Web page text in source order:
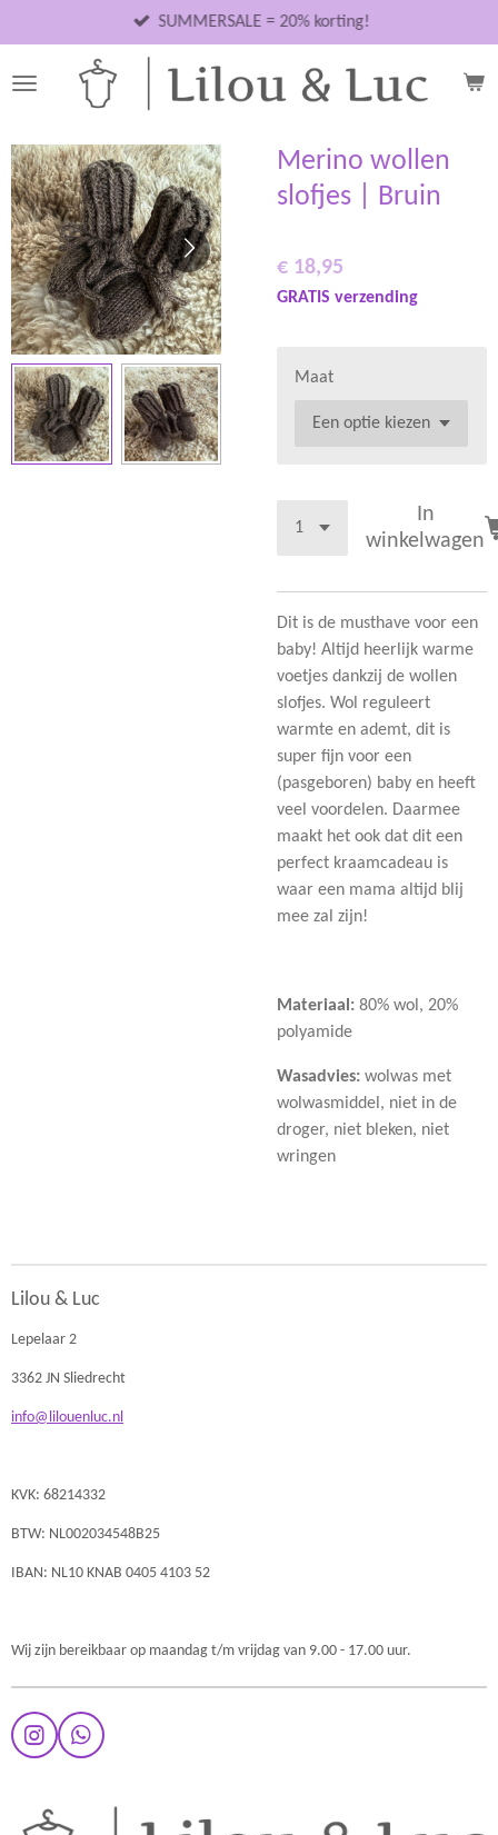
direct
naar
SUMMERSALE = 20% korting!
Merino wollen
slofjes | Bruin
€ 18,95
GRATIS verzending
Maat
In
winkelwagen
Dit is de musthave voor een
baby! Altijd heerlijk warme
voetjes dankzij de wollen
slofjes. Wol reguleert
warmte en ademt, dit is
super fijn voor een
(pasgeboren) baby en heeft
veel voordelen. Daarmee
maakt het ook dat dit een
perfect kraamcadeau is
waar een mama altijd blij
mee zal zijn!
Materiaal: 80% wol, 20%
polyamide
Wasadvies: wolwas met
wolwasmiddel, niet in de
droger, niet bleken, niet
wringen
Lilou & Luc
Lepelaar 2
3362 JN Sliedrecht
info@lilouenluc.nl
KVK: 68214332
BTW: NL002034548B25
IBAN: NL10 KNAB 0405 4103 52
Wij zijn bereikbaar op maandag t/m vrijdag van 9.00 - 17.00 uur.
I
n
a
W
h